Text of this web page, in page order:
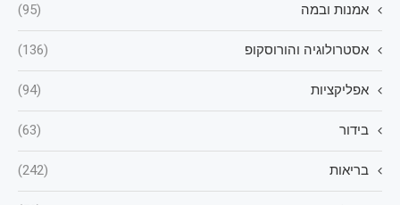
אמנות ובמה (95)
אסטרולוגיה והורוסקופ (136)
אפליקציות (94)
בידור (63)
בריאות (242)